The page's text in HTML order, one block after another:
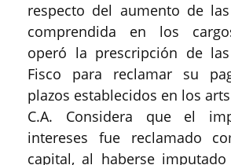
respecto del aumento de
comprendida en los
operó la prescripción de
Fisco para reclamar su
plazos establecidos en los
C.A. Considera que el
intereses fue reclamado
capital, al haberse